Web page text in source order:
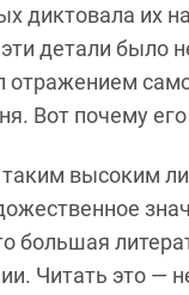
диктовала их
детали было
отражением
Вот почему
высоким
большая
Читать это —